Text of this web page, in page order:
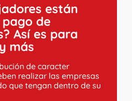
están
de
Así es para
más
de caracter
realizar las empresas
que tengan dentro de su